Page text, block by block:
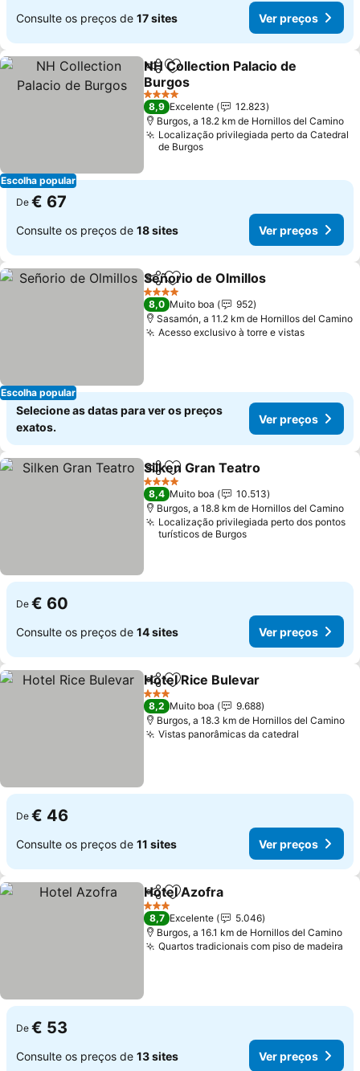
Consulte os preços de 17 sites Ver preços
Escolha popular
PartilharAdicionar aos favoritos
NH Collection Palacio de
Burgos
4 Estrelas
8,9 Excelente
12.823
Burgos, a 18.2 km de Hornillos del Camino
Localização privilegiada perto da Catedral
de Burgos
De € 67
Consulte os preços de 18 sites Ver preços
Escolha popular
PartilharAdicionar aos favoritos
Señorio de Olmillos
4 Estrelas
8,0 Muito boa
952
Sasamón, a 11.2 km de Hornillos del Camino
Acesso exclusivo à torre e vistas
Selecione as datas para ver os preços
exatos.
Ver preços
PartilharAdicionar aos favoritos
Silken Gran Teatro
4 Estrelas
8,4 Muito boa
10.513
Burgos, a 18.8 km de Hornillos del Camino
Localização privilegiada perto dos pontos
turísticos de Burgos
De € 60
Consulte os preços de 14 sites Ver preços
PartilharAdicionar aos favoritos
Hotel Rice Bulevar
3 Estrelas
8,2 Muito boa
9.688
Burgos, a 18.3 km de Hornillos del Camino
Vistas panorâmicas da catedral
De € 46
Consulte os preços de 11 sites Ver preços
PartilharAdicionar aos favoritos
Hotel Azofra
3 Estrelas
8,7 Excelente
5.046
Burgos, a 16.1 km de Hornillos del Camino
Quartos tradicionais com piso de madeira
De € 53
Consulte os preços de 13 sites Ver preços